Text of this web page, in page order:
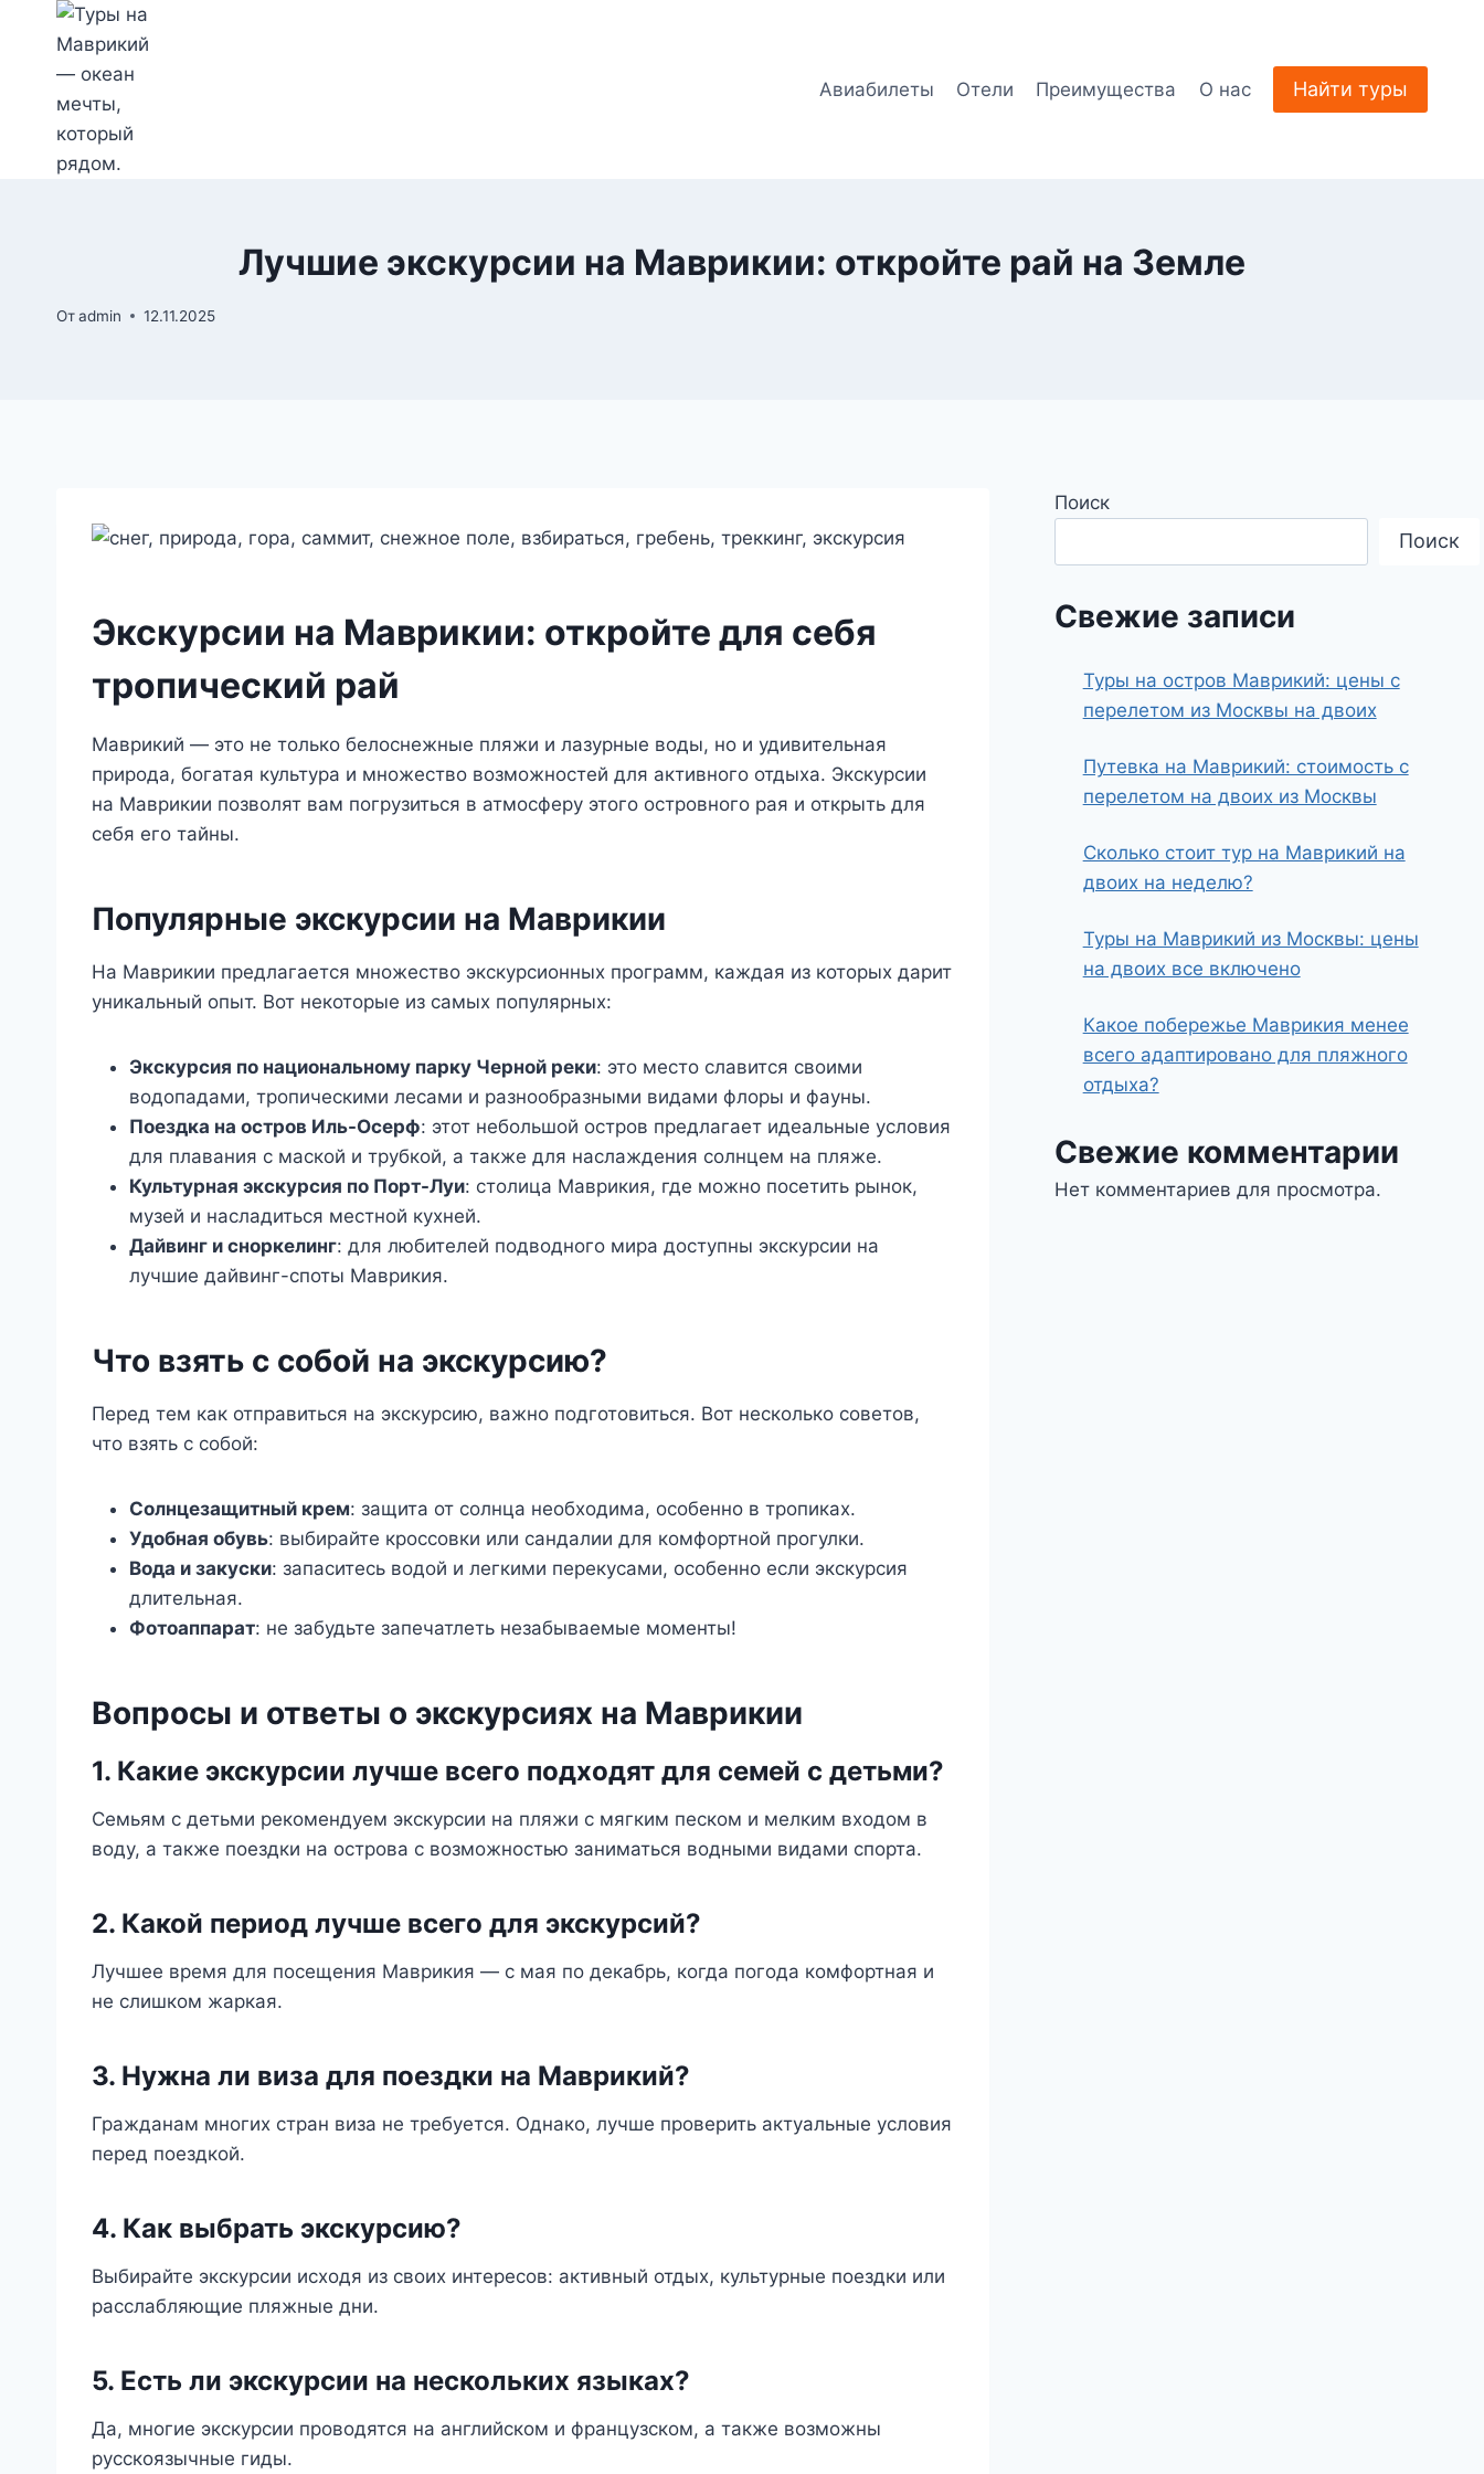
Перейти
содержимому
Авиабилеты Отели Преимущества О нас Найти туры
Лучшие экскурсии на Маврикии: откройте рай на Земле
Отadmin 12.11.2025
Экскурсии на Маврикии: откройте для себя
тропический рай
Маврикий — это не только белоснежные пляжи и лазурные воды, но и удивительная
природа, богатая культура и множество возможностей для активного отдыха. Экскурсии
на Маврикии позволят вам погрузиться в атмосферу этого островного рая и открыть для
себя его тайны.
Популярные экскурсии на Маврикии
На Маврикии предлагается множество экскурсионных программ, каждая из которых дарит
уникальный опыт. Вот некоторые из самых популярных:
Экскурсия по национальному парку Черной реки: это место славится своими
водопадами, тропическими лесами и разнообразными видами флоры и фауны.
Поездка на остров Иль-Осерф: этот небольшой остров предлагает идеальные условия
для плавания с маской и трубкой, а также для наслаждения солнцем на пляже.
Культурная экскурсия по Порт-Луи: столица Маврикия, где можно посетить рынок,
музей и насладиться местной кухней.
Дайвинг и сноркелинг: для любителей подводного мира доступны экскурсии на
лучшие дайвинг-споты Маврикия.
Что взять с собой на экскурсию?
Перед тем как отправиться на экскурсию, важно подготовиться. Вот несколько советов,
что взять с собой:
Солнцезащитный крем: защита от солнца необходима, особенно в тропиках.
Удобная обувь: выбирайте кроссовки или сандалии для комфортной прогулки.
Вода и закуски: запаситесь водой и легкими перекусами, особенно если экскурсия
длительная.
Фотоаппарат: не забудьте запечатлеть незабываемые моменты!
Вопросы и ответы о экскурсиях на Маврикии
1. Какие экскурсии лучше всего подходят для семей с детьми?
Семьям с детьми рекомендуем экскурсии на пляжи с мягким песком и мелким входом в
воду, а также поездки на острова с возможностью заниматься водными видами спорта.
2. Какой период лучше всего для экскурсий?
Лучшее время для посещения Маврикия — с мая по декабрь, когда погода комфортная и
не слишком жаркая.
3. Нужна ли виза для поездки на Маврикий?
Гражданам многих стран виза не требуется. Однако, лучше проверить актуальные условия
перед поездкой.
4. Как выбрать экскурсию?
Выбирайте экскурсии исходя из своих интересов: активный отдых, культурные поездки или
расслабляющие пляжные дни.
5. Есть ли экскурсии на нескольких языках?
Да, многие экскурсии проводятся на английском и французском, а также возможны
русскоязычные гиды.
Поиск
Поиск
Свежие записи
Туры на остров Маврикий: цены с
перелетом из Москвы на двоих
Путевка на Маврикий: стоимость с
перелетом на двоих из Москвы
Сколько стоит тур на Маврикий на
двоих на неделю?
Туры на Маврикий из Москвы: цены
на двоих все включено
Какое побережье Маврикия менее
всего адаптировано для пляжного
отдыха?
Свежие комментарии
Нет комментариев для просмотра.